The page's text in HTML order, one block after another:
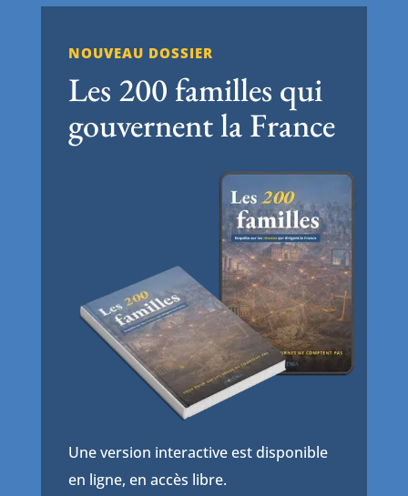
NOUVEAU DOSSIER
Les 200 familles qui
gouvernent la France
Une version interactive est disponible
en ligne, en accès libre.